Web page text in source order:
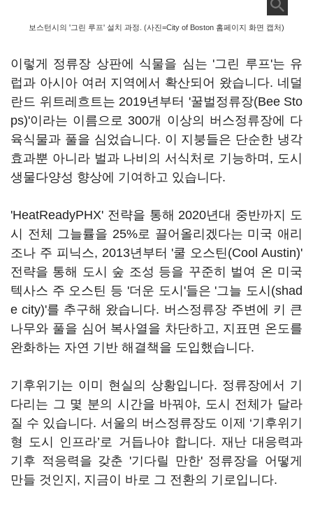
보스턴시의 '그린 루프' 설치 과정. (사진=City of Boston 홈페이지 화면 캡처)
이렇게 정류장 상판에 식물을 심는 '그린 루프'는 유
럽과 아시아 여러 지역에서 확산되어 왔습니다. 네덜
란드 위트레흐트는 2019년부터 '꿀벌정류장(Bee Sto
ps)'이라는 이름으로 300개 이상의 버스정류장에 다
육식물과 풀을 심었습니다. 이 지붕들은 단순한 냉각
효과뿐 아니라 벌과 나비의 서식처로 기능하며, 도시
생물다양성 향상에 기여하고 있습니다.
'HeatReadyPHX' 전략을 통해 2020년대 중반까지 도
시 전체 그늘률을 25%로 끌어올리겠다는 미국 애리
조나 주 피닉스, 2013년부터 '쿨 오스틴(Cool Austin)'
전략을 통해 도시 숲 조성 등을 꾸준히 벌여 온 미국
텍사스 주 오스틴 등 '더운 도시'들은 '그늘 도시(shad
e city)'를 추구해 왔습니다. 버스정류장 주변에 키 큰
나무와 풀을 심어 복사열을 차단하고, 지표면 온도를
완화하는 자연 기반 해결책을 도입했습니다.
기후위기는 이미 현실의 상황입니다. 정류장에서 기
다리는 그 몇 분의 시간을 바꿔야, 도시 전체가 달라
질 수 있습니다. 서울의 버스정류장도 이제 ‘기후위기
형 도시 인프라’로 거듭나야 합니다. 재난 대응력과
기후 적응력을 갖춘 '기다릴 만한' 정류장을 어떻게
만들 것인지, 지금이 바로 그 전환의 기로입니다.